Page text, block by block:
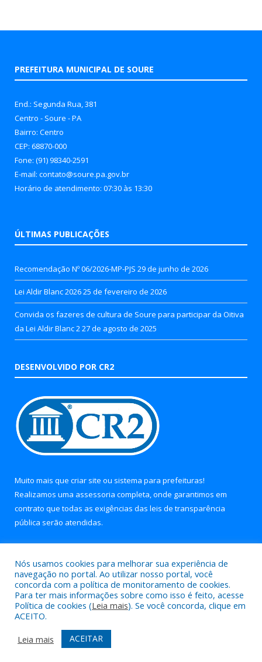
PREFEITURA MUNICIPAL DE SOURE
End.: Segunda Rua, 381
Centro - Soure - PA
Bairro: Centro
CEP: 68870-000
Fone: (91) 98340-2591
E-mail: contato@soure.pa.gov.br
Horário de atendimento: 07:30 às 13:30
ÚLTIMAS PUBLICAÇÕES
Recomendação Nº 06/2026-MP-PJS 29 de junho de 2026
Lei Aldir Blanc 202625 de fevereiro de 2026
Convida os fazeres de cultura de Soure para participar da Oitiva
da Lei Aldir Blanc 2 27 de agosto de 2025
DESENVOLVIDO POR CR2
Muito mais que criar site ou sistema para prefeituras!
Realizamos uma assessoria completa, onde garantimos em
contrato que todas as exigências das leis de transparência
pública serão atendidas.
Todos os direitos reservados a Prefeitura Municipal de Soure.
Mapa do Site
Acessar Área Administrativa
Acessar Webmail
Nós usamos cookies para melhorar sua experiência de
navegação no portal. Ao utilizar nosso portal, você
concorda com a política de monitoramento de cookies.
Para ter mais informações sobre como isso é feito, acesse
Política de cookies (Leia mais). Se você concorda, clique em
ACEITO.
Leia mais
ACEITAR